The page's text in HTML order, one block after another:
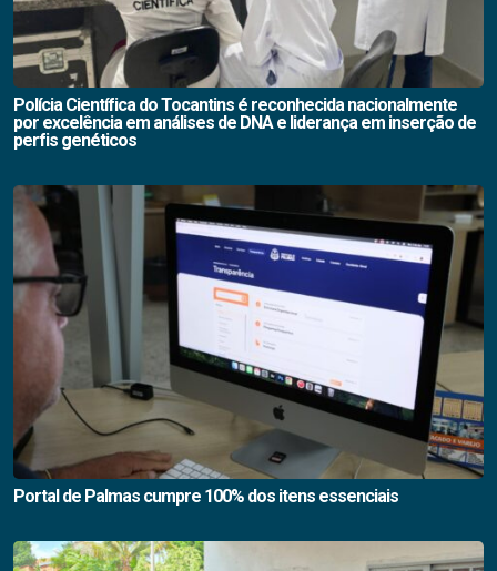
Polícia Científica do Tocantins é reconhecida nacionalmente
por excelência em análises de DNA e liderança em inserção de
perfis genéticos
Portal de Palmas cumpre 100% dos itens essenciais